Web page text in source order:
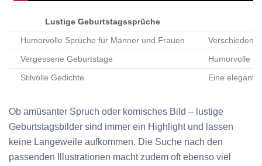
Lustige Geburtstagssprüche
Humorvolle Sprüche für Männer und Frauen Verschiedene
Vergessene Geburtstage Humorvolle
Stilvolle Gedichte Eine
Ob amüsanter Spruch oder komisches Bild – lustige
Geburtstagsbilder sind immer ein Highlight und lassen
keine Langeweile aufkommen. Die Suche nach den
passenden Illustrationen macht zudem oft ebenso viel